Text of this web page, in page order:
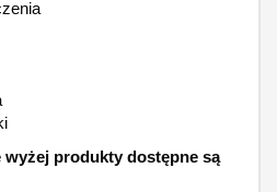
produkty dostępne są